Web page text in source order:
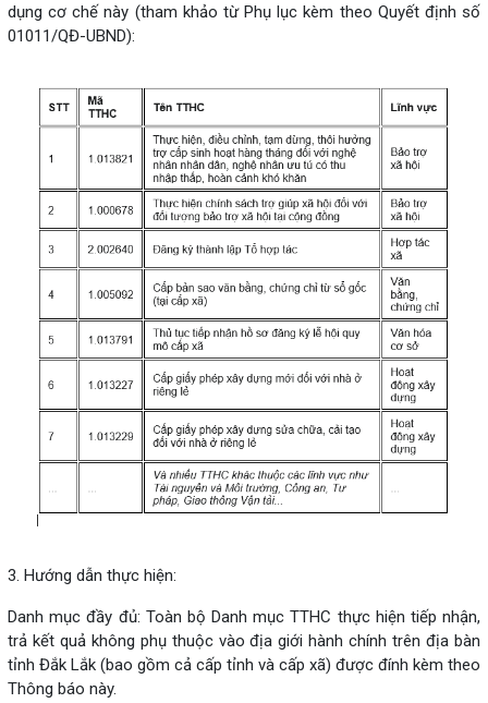
dụng cơ chế này (tham khảo từ Phụ lục kèm theo Quyết định số
01011/QĐ-UBND):
3. Hướng dẫn thực hiện:
Danh mục đầy đủ: Toàn bộ Danh mục TTHC thực hiện tiếp nhận,
trả kết quả không phụ thuộc vào địa giới hành chính trên địa bàn
tỉnh Đắk Lắk (bao gồm cả cấp tỉnh và cấp xã) được đính kèm theo
Thông báo này.